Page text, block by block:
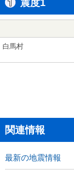
震度1
白馬村
関連情報
最新の地震情報